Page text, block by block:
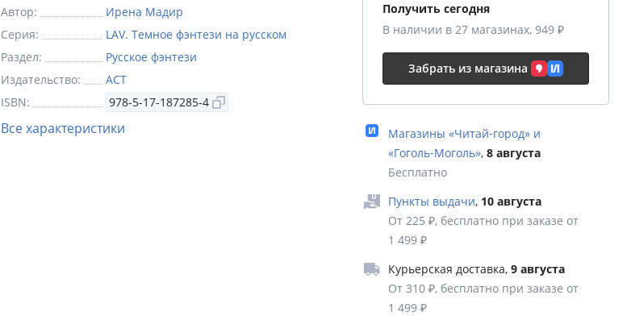
– Темное фэнтези с напряженной романтической
линией и элементами детектива.
– Двойной сюжетный узел: расследование
решительной девушки, ищущей убийцу сестры, и
история загадочного сталкера, одержимого
главной героиней.
Автор:
Ирена Мадир
Серия:
LAV. Темное фэнтези на русском
Раздел:
Русское фэнтези
Издательство:
АСТ
ISBN:
978-5-17-187285-4
Все характеристики
Получить сегодня
В наличии в 27 магазинах, 949 ₽
Забрать из магазина
Магазины «Читай‑город» и
«Гоголь‑Моголь», 8 августа
Бесплатно
Пункты выдачи, 10 августа
От 225 ₽, бесплатно при заказе от
1 499 ₽
Курьерская доставка, 9 августа
От 310 ₽, бесплатно при заказе от
1 499 ₽